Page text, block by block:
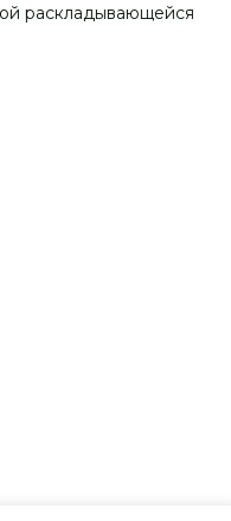
раскладывающейся